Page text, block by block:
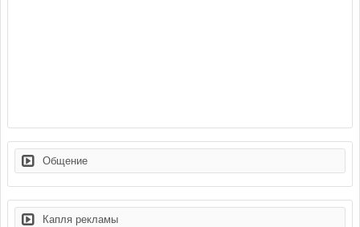
Общение
Капля рекламы